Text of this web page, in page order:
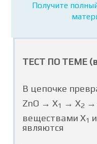
Получите
ТЕСТ ПО ТЕМЕ
В цепочке
ZnO → X1 → X2 →
веществами X1
являются